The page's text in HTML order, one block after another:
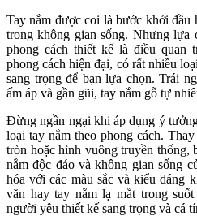
Tay nắm được coi là bước khởi đầu
trong không gian sống. Nhưng lựa
phong cách thiết kế là điều quan
phong cách hiện đại, có rất nhiều
sang trọng để bạn lựa chọn. Trái
ấm áp và gần gũi, tay nắm gỗ tự
Đừng ngần ngại khi áp dụng ý
loại tay nắm theo phong cách.
tròn hoặc hình vuông truyền thống,
nắm độc đáo và không gian sống
hóa với các màu sắc và kiểu dáng
văn hay tay nắm lạ mắt trong
người yêu thiết kế sang trọng và cá